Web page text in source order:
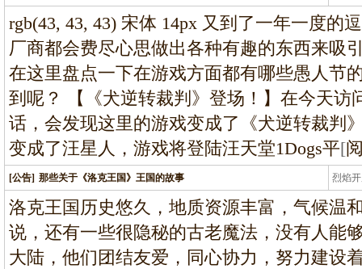
条
rgb(43, 43, 43) 宋体 14px 又到了一年一度的
厂商都会费尽心思做出各种有趣的东西来吸
在这里盘点一下在游戏方面都有哪些愚人节
到呢？ 【《犬逆转裁判》登场！】在今天访
话，会发现这里的游戏变成了《犬逆转裁判
变成了汪星人，游戏将登陆汪天堂1Dogs平[
[公告] 那些关于《洛克王国》王国的故事 烈焰
龙
洛克王国历史悠久，地质资源丰富，气候温
说，还有一些很隐秘的古老魔法，没有人能
大陆，他们团结友爱，同心协力，努力建设